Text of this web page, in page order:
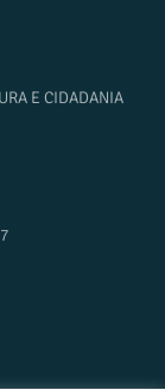
E CIDADANIA